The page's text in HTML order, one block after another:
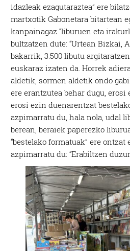
idazleak ezagutaraztea” ere
martxotik Gabonetara bitartean
kanpainagaz “liburuen eta
bultzatzen dute: “Urtean Bizkai,
bakarrik, 3.500 libutu
euskaraz izaten da. Horrek
aldetik, sormen aldetik ondo
ere erantzutea behar dugu, erosi
erosi ezin duenarentzat
azpimarratu du, hala nola, udal
berean, beraiek paperezko
“bestelako formatuak” ere
azpimarratu du: “Erabiltzen